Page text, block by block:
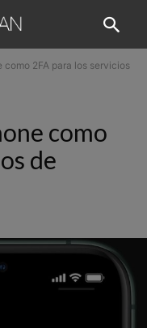
como 2FA para los servicios
como
de